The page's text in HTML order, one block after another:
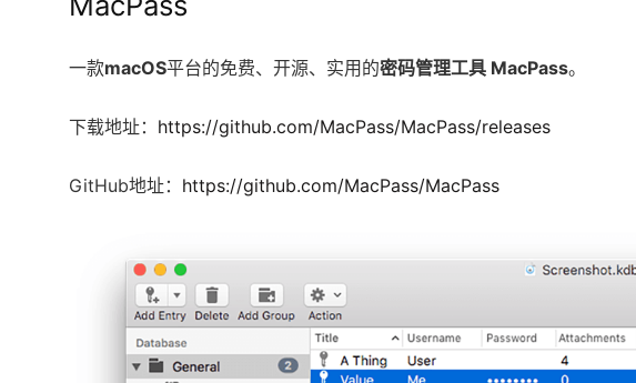
一款macOS平台的免费、开源、实用的密码管理工具 MacPass。
下载地址： https://github.com/MacPass/MacPass/releases
GitHub地址： https://github.com/MacPass/MacPass